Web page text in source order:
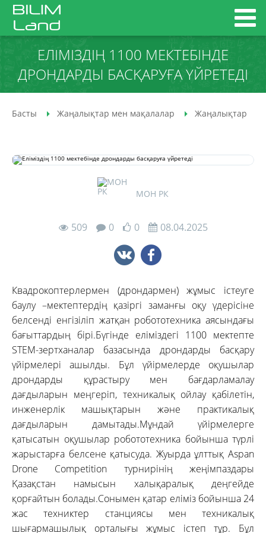
ЕЛІМІЗДІҢ 1100 МЕКТЕБІНДЕ
ДРОНДАРДЫ БАСҚАРУҒА ҮЙРЕТЕДІ
Басты Жаңалықтар мен мақалалар Жаңалықтар
МОН РК
509 0 0 08.04.2025
Квадрокоптерлермен (дрондармен) жұмыс істеуге
баулу –мектептердің қазіргі заманғы оқу үдерісіне
белсенді енгізіліп жатқан робототехника аясындағы
бағыттардың бірі.Бүгінде еліміздегі 1100 мектепте
STEM-зертханалар базасында дрондарды басқару
үйірмелері ашылды. Бұл үйірмелерде оқушылар
дрондарды құрастыру мен бағдарламалау
дағдыларын меңгеріп, техникалық ойлау қабілетін,
инженерлік машықтарын және практикалық
дағдыларын дамытады.Мұндай үйірмелерге
қатысатын оқушылар робототехника бойынша түрлі
жарыстарға белсене қатысуда. Жуырда ұлттық Aspan
Drone Competition турнирінің жеңімпаздары
Қазақстан намысын халықаралық деңгейде
қорғайтын болады.Сонымен қатар еліміз бойынша 24
жас техниктер станциясы мен техникалық
шығармашылық орталығы жұмыс істеп тұр. Бұл